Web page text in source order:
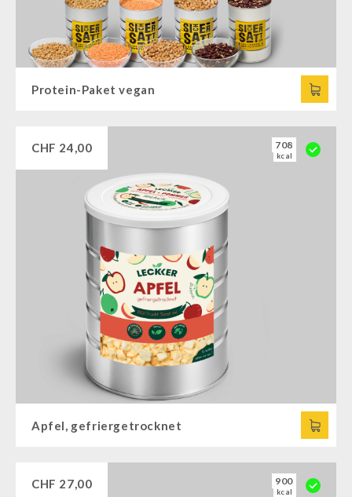
Protein-Paket vegan
CHF 24,00 708
kcal
Apfel, gefriergetrocknet
CHF 27,00 900
kcal